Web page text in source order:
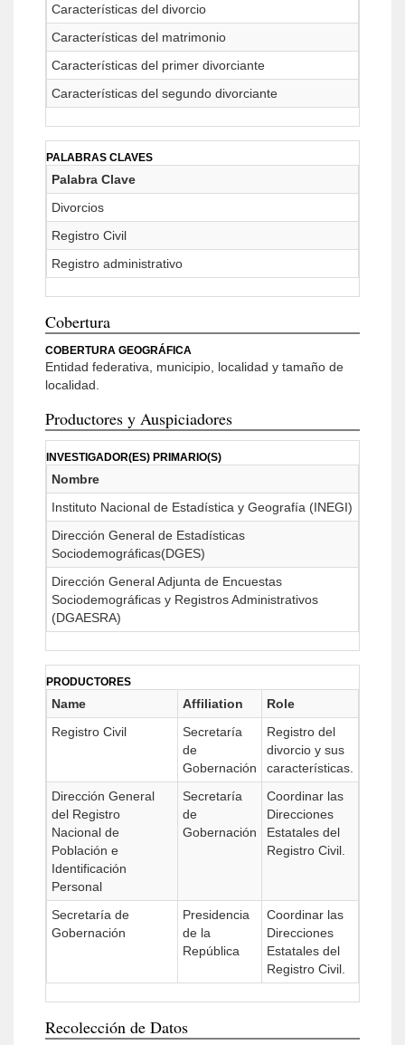
Características del divorcio
Características del matrimonio
Características del primer divorciante
Características del segundo divorciante
PALABRAS CLAVES
Palabra Clave
Divorcios
Registro Civil
Registro administrativo
Cobertura
COBERTURA GEOGRÁFICA
Entidad federativa, municipio, localidad y tamaño de
localidad.
Productores y Auspiciadores
INVESTIGADOR(ES) PRIMARIO(S)
Nombre
Instituto Nacional de Estadística y Geografía (INEGI)
Dirección General de Estadísticas
Sociodemográficas(DGES)
Dirección General Adjunta de Encuestas
Sociodemográficas y Registros Administrativos
(DGAESRA)
PRODUCTORES
Name Affiliation
Role
Registro Civil
Secretaría
de
Gobernación
Registro del
divorcio y sus
características.
Dirección General
del Registro
Nacional de
Población e
Identificación
Personal
Secretaría
de
Gobernación
Coordinar las
Direcciones
Estatales del
Registro Civil.
Secretaría de
Gobernación
Presidencia
de la
República
Coordinar las
Direcciones
Estatales del
Registro Civil.
Recolección de Datos